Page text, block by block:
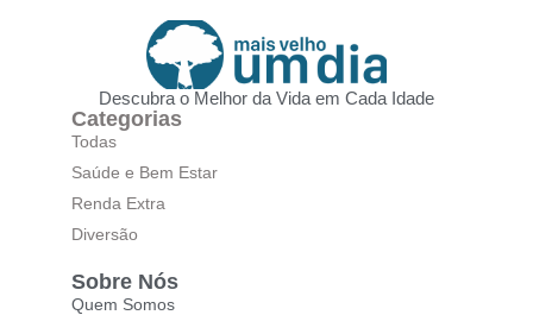
Descubra o Melhor da Vida em Cada Idade
Categorias
Todas
Saúde e Bem Estar
Renda Extra
Diversão
Sobre Nós
Quem Somos